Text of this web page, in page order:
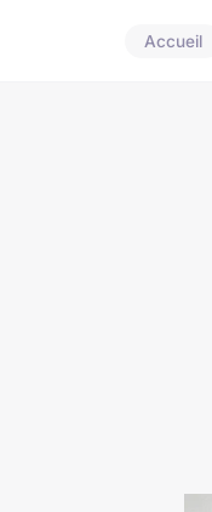
Accueil